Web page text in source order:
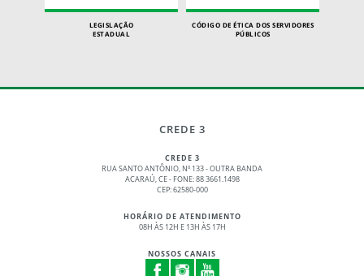
LEGISLAÇÃO
ESTADUAL
CÓDIGO DE ÉTICA DOS SERVIDORES
PÚBLICOS
CREDE 3
CREDE 3
RUA SANTO ANTÔNIO, Nº 133 - OUTRA BANDA
ACARAÚ, CE - FONE: 88 3661.1498
CEP: 62580-000
HORÁRIO DE ATENDIMENTO
08H ÀS 12H E 13H ÀS 17H
NOSSOS CANAIS